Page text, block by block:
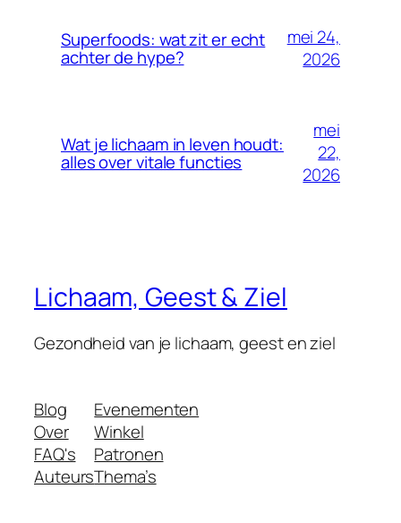
Superfoods: wat zit er echt
achter de hype?
mei 24,
2026
Wat je lichaam in leven houdt:
alles over vitale functies
mei
22,
2026
Lichaam, Geest & Ziel
Gezondheid van je lichaam, geest en ziel
Blog
Over
FAQ's
Auteurs
Evenementen
Winkel
Patronen
Thema’s